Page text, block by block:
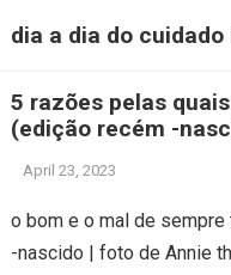
dia a dia do
5 razões pelas
(edição recém -
April 23, 2023
o bom e o mal de
-nascido | foto de Annie